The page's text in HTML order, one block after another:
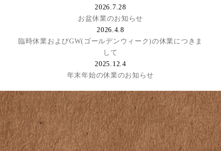
2026.7.28
お盆休業のお知らせ
2026.4.8
臨時休業およびGW(ゴールデンウィーク)の休業につきま
して
2025.12.4
年末年始の休業のお知らせ